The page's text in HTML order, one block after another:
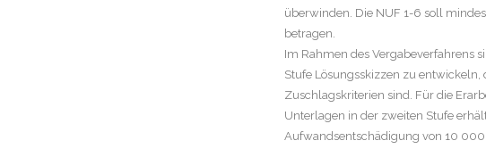
überwinden. Die NUF 1-6 soll
betragen.
Im Rahmen des Vergabeverfahrens
Stufe Lösungsskizzen zu entwickeln,
Zuschlagskriterien sind. Für die
Unterlagen in der zweiten Stufe
Aufwandsentschädigung von 10 000